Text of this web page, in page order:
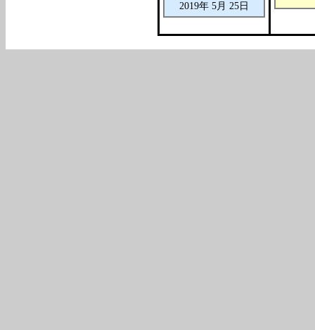
2019年 5月 25日